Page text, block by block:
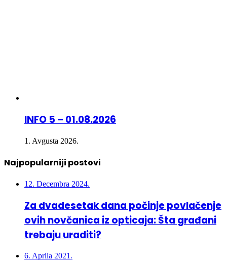
INFO 5 – 01.08.2026
1. Avgusta 2026.
Najpopularniji postovi
12. Decembra 2024.
Za dvadesetak dana počinje povlačenje
ovih novčanica iz opticaja: Šta građani
trebaju uraditi?
6. Aprila 2021.